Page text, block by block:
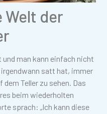
Welt der
man kann einfach nicht
irgendwann satt hat, immer
dem Teller zu sehen. Das
beim wiederholten
sprach: „Ich kann diese